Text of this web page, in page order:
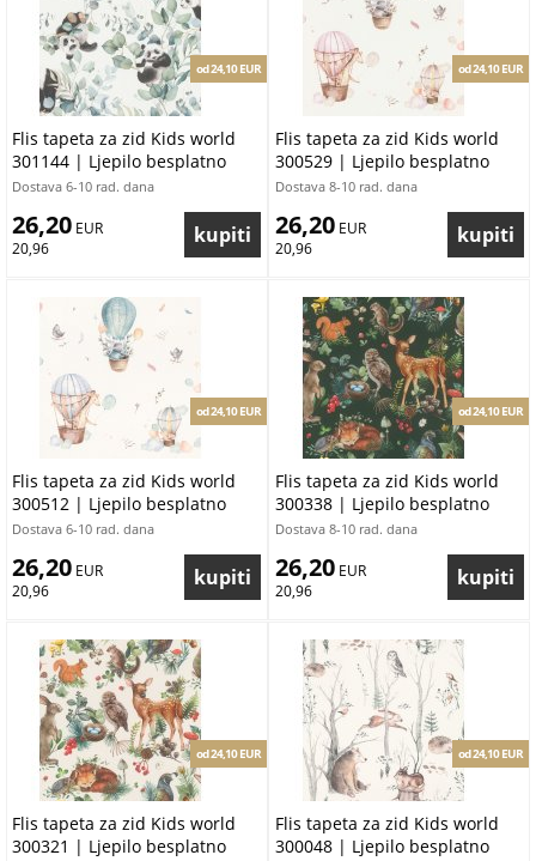
Flis tapeta za zid Kids world
301144 | Ljepilo besplatno
od 24,10 EUR
Dostava 6-10 rad. dana
26,20 EUR
20,96
Flis tapeta za zid Kids world
300529 | Ljepilo besplatno
od 24,10 EUR
Dostava 8-10 rad. dana
26,20 EUR
20,96
Flis tapeta za zid Kids world
300512 | Ljepilo besplatno
od 24,10 EUR
Dostava 6-10 rad. dana
26,20 EUR
20,96
Flis tapeta za zid Kids world
300338 | Ljepilo besplatno
od 24,10 EUR
Dostava 8-10 rad. dana
26,20 EUR
20,96
Flis tapeta za zid Kids world
300321 | Ljepilo besplatno
od 24,10 EUR
Flis tapeta za zid Kids world
300048 | Ljepilo besplatno
od 24,10 EUR